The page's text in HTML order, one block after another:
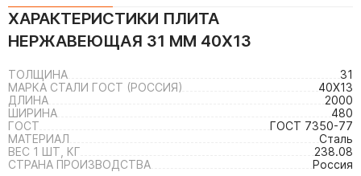
ХАРАКТЕРИСТИКИ ПЛИТА
НЕРЖАВЕЮЩАЯ 31 ММ 40Х13
ТОЛЩИНА
31
МАРКА СТАЛИ ГОСТ (РОССИЯ)
40Х13
ДЛИНА
2000
ШИРИНА
480
ГОСТ
ГОСТ 7350-77
МАТЕРИАЛ
Сталь
ВЕС 1 ШТ, КГ
238.08
СТРАНА ПРОИЗВОДСТВА
Россия